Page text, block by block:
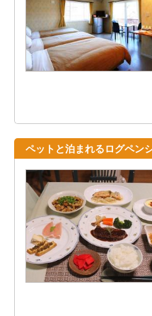
ペットと泊まれるログペン